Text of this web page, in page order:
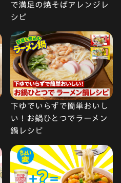
で満足の焼そばアレンジレ
シピ
下ゆでいらずで簡単おいし
い！お鍋ひとつでラーメン
鍋レシピ